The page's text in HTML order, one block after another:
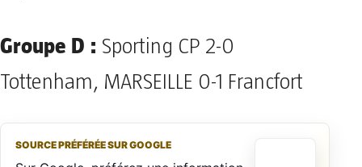
Groupe D : Sporting CP 2-0
Tottenham, MARSEILLE 0-1 Francfort
SOURCE PRÉFÉRÉE SUR GOOGLE